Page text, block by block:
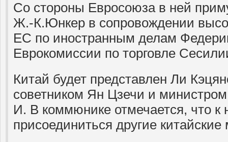
Со стороны Евросоюза в ней
Ж.-К.Юнкер в сопровождении
ЕС по иностранным делам
Еврокомиссии по торговле
Китай будет представлен Ли
советником Ян Цзечи и
И. В коммюнике отмечается, что к
присоединиться другие